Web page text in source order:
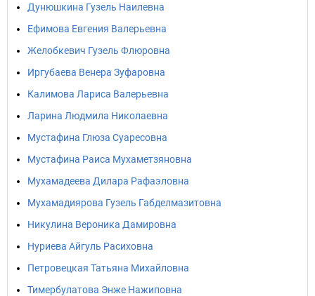
Дунюшкина Гузель Наилевна
Ефимова Евгения Валерьевна
Желобкевич Гузель Флюровна
Иргубаева Венера Зуфаровна
Калимова Лариса Валерьевна
Ларина Людмила Николаевна
Мустафина Глюза Суаресовна
Мустафина Раиса Мухаметзяновна
Мухамадеева Дилара Рафаэловна
Мухамадиярова Гузель Габделмазитовна
Никулина Вероника Дамировна
Нуриева Айгуль Расиховна
Петровецкая Татьяна Михайловна
Тимербулатова Энже Нажиповна